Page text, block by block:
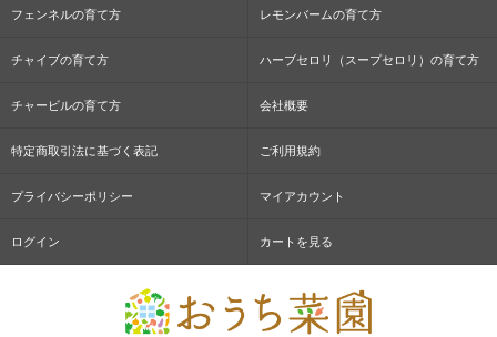
フェンネルの育て方 レモンバームの育て方
チャイブの育て方 ハーブセロリ（スープセロリ）の育て方
チャービルの育て方 会社概要
特定商取引法に基づく表記 ご利用規約
プライバシーポリシー マイアカウント
ログイン カートを見る